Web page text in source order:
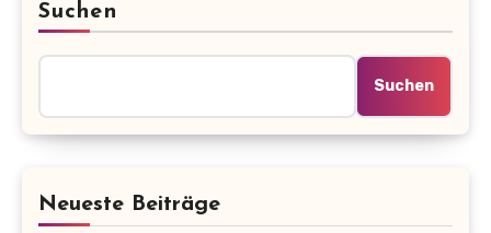
Suchen
Suchen
Neueste Beiträge